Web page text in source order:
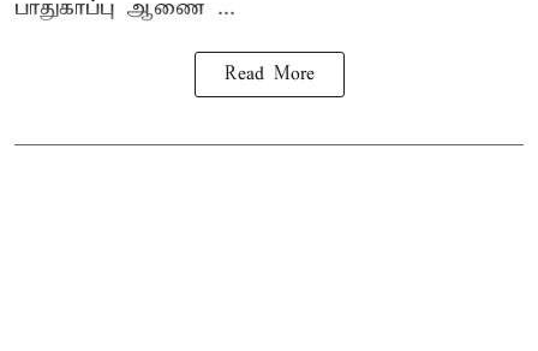
பாதுகாப்பு ஆணை ...
Read More